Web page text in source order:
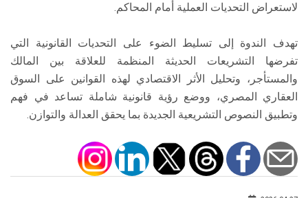
لاستعراض التحديات العملية أمام المحاكم.
تهدف الندوة إلى تسليط الضوء على التحديات القانونية التي
تفرضها التشريعات الحديثة المنظمة للعلاقة بين المالك
والمستأجر، وتحليل الأثر الاقتصادي لهذه القوانين على السوق
العقاري المصري، ووضع رؤية قانونية شاملة تساعد في فهم
وتطبيق النصوص التشريعية الجديدة بما يحقق العدالة والتوازن.